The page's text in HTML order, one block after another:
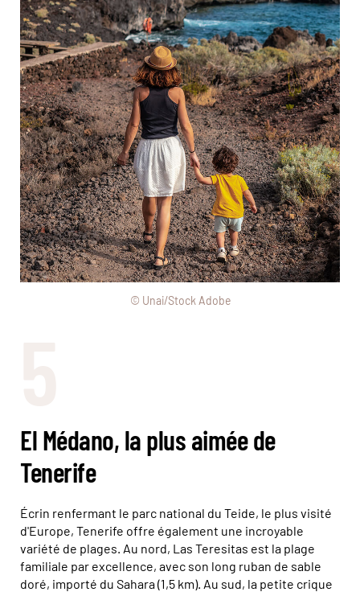
© Unai/Stock Adobe
El Médano, la plus aimée de
Tenerife
Écrin renfermant le parc national du Teide, le plus visité
d'Europe, Tenerife offre également une incroyable
variété de plages. Au nord, Las Teresitas est la plage
familiale par excellence, avec son long ruban de sable
doré, importé du Sahara (1,5 km). Au sud, la petite crique